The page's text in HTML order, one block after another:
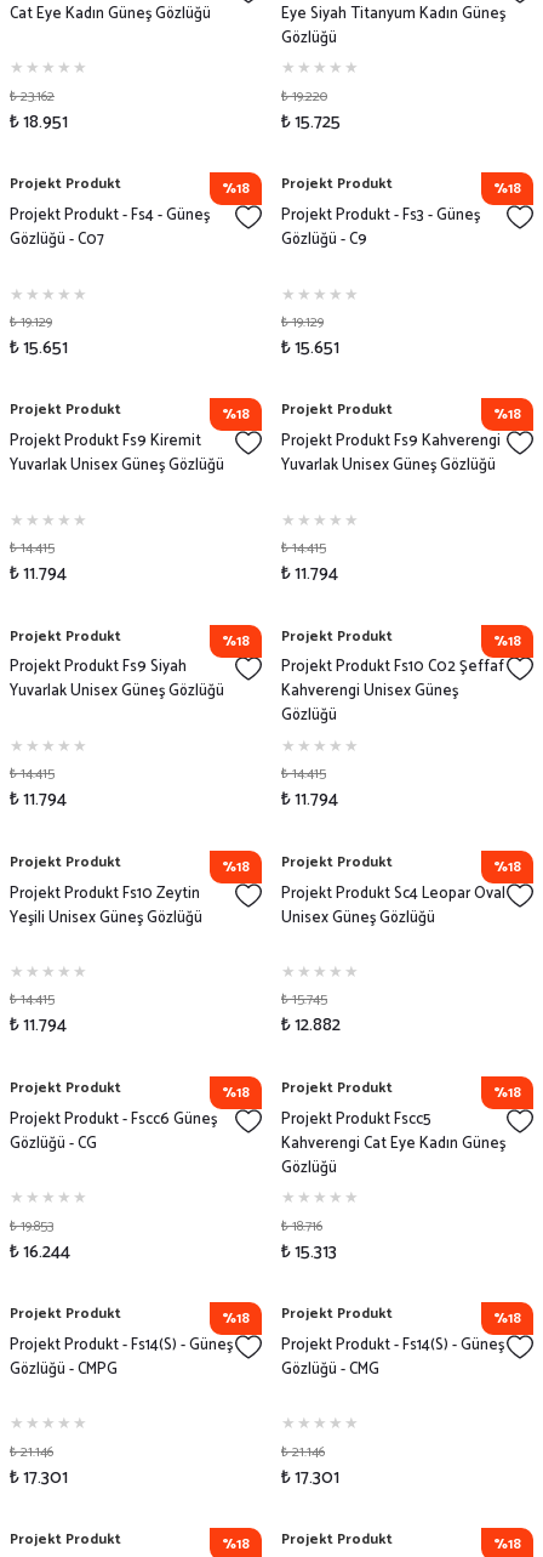
Cat Eye Kadın Güneş Gözlüğü
₺ 23.162
₺ 18.951
Eye Siyah Titanyum Kadın Güneş
Gözlüğü
₺ 19.220
₺ 15.725
%18
Projekt Produkt
Projekt Produkt - Fs4 - Güneş
Gözlüğü - C07
₺ 19.129
₺ 15.651
%18
Projekt Produkt
Projekt Produkt - Fs3 - Güneş
Gözlüğü - C9
₺ 19.129
₺ 15.651
%18
Projekt Produkt
Projekt Produkt Fs9 Kiremit
Yuvarlak Unisex Güneş Gözlüğü
₺ 14.415
₺ 11.794
%18
Projekt Produkt
Projekt Produkt Fs9 Kahverengi
Yuvarlak Unisex Güneş Gözlüğü
₺ 14.415
₺ 11.794
%18
Projekt Produkt
Projekt Produkt Fs9 Siyah
Yuvarlak Unisex Güneş Gözlüğü
₺ 14.415
₺ 11.794
%18
Projekt Produkt
Projekt Produkt Fs10 C02 Şeffaf
Kahverengi Unisex Güneş
Gözlüğü
₺ 14.415
₺ 11.794
%18
Projekt Produkt
Projekt Produkt Fs10 Zeytin
Yeşili Unisex Güneş Gözlüğü
₺ 14.415
₺ 11.794
%18
Projekt Produkt
Projekt Produkt Sc4 Leopar Oval
Unisex Güneş Gözlüğü
₺ 15.745
₺ 12.882
%18
Projekt Produkt
Projekt Produkt - Fscc6 Güneş
Gözlüğü - CG
₺ 19.853
₺ 16.244
%18
Projekt Produkt
Projekt Produkt Fscc5
Kahverengi Cat Eye Kadın Güneş
Gözlüğü
₺ 18.716
₺ 15.313
%18
Projekt Produkt
Projekt Produkt - Fs14(S) - Güneş
Gözlüğü - CMPG
₺ 21.146
₺ 17.301
%18
Projekt Produkt
Projekt Produkt - Fs14(S) - Güneş
Gözlüğü - CMG
₺ 21.146
₺ 17.301
%18
Projekt Produkt %18
Projekt Produkt